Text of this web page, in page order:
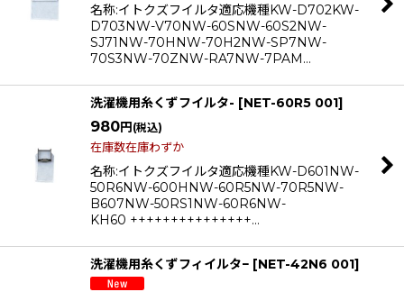
名称:イトクズフイルタ適応機種KW-D702KW-
D703NW-V70NW-60SNW-60S2NW-
SJ71NW-70HNW-70H2NW-SP7NW-
70S3NW-70ZNW-RA7NW-7PAM…
洗濯機用糸くずフイルタ- [NET-60R5 001]
980円 (税込)
在庫数在庫わずか
名称:イトクズフイルタ適応機種KW-D601NW-
50R6NW-600HNW-60R5NW-70R5NW-
B607NW-50RS1NW-60R6NW-
KH60 +++++++++++++++…
洗濯機用糸くずフィイルタ− [NET-42N6 001]